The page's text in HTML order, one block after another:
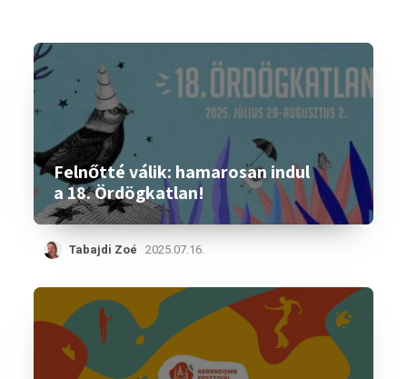
Felnőtté válik: hamarosan indul
a 18. Ördögkatlan!
Tabajdi Zoé 2025.07.16.